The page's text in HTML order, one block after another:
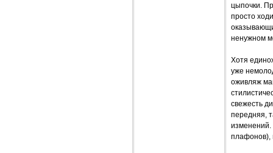
цыпочки.
просто
ненужном
Хотя
уже
оживляж
свежесть
передняя,
изменений.
плафонов),